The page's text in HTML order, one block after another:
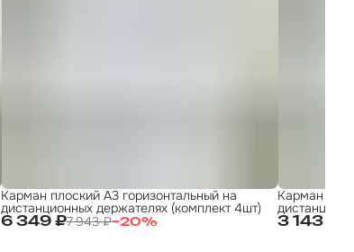
6 349 ₽7 943 ₽−20%
Карман плоский А3 горизонтальный на
дистанционных держателях (комплект 4шт)
3 143 ₽
Карман